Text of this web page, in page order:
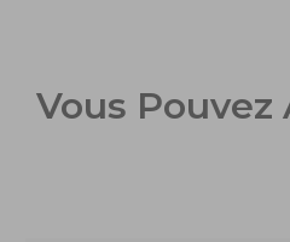
Vous Pouvez